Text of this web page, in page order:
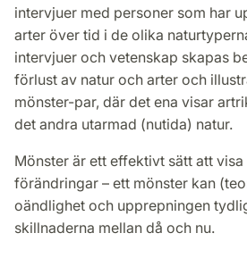
intervjuer med personer som har
arter över tid i de olika
intervjuer och vetenskap skapas
förlust av natur och arter och
mönster-par, där det ena visar
det andra utarmad (nutida) natur.
Mönster är ett effektivt sätt att
förändringar – ett mönster kan
oändlighet och upprepningen
skillnaderna mellan då och nu.